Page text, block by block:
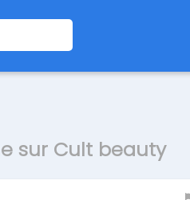
sur Cult beauty